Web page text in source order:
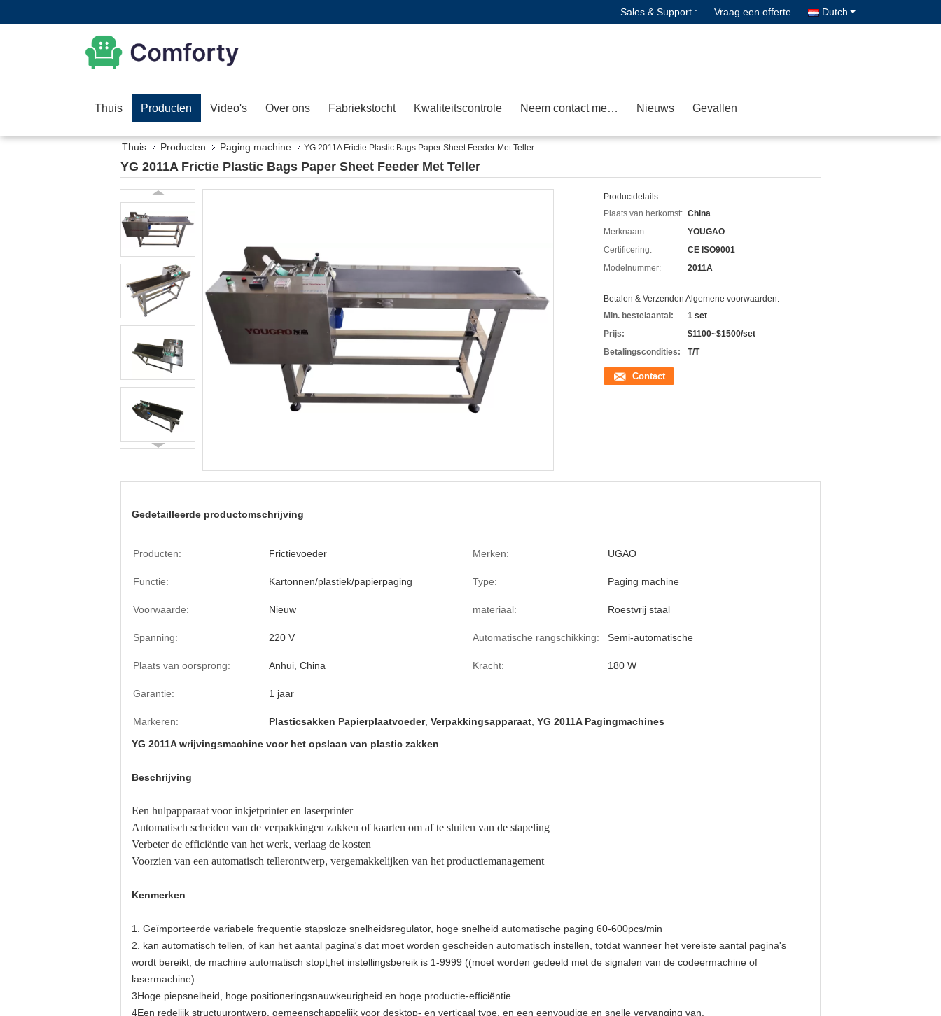
Sales & Support : Vraag een offerte Dutch
Thuis Producten Video's Over ons Fabriekstocht Kwaliteitscontrole Neem contact met ons op Nieuws Gevallen
Thuis Producten Paging machine YG 2011A Frictie Plastic Bags Paper Sheet Feeder Met Teller
YG 2011A Frictie Plastic Bags Paper Sheet Feeder Met Teller
Productdetails:
Plaats van herkomst: China
Merknaam:
YOUGAO
Certificering:
CE ISO9001
Modelnummer:
2011A
Betalen & Verzenden Algemene voorwaarden:
Min. bestelaantal:
1 set
Prijs:
$1100~$1500/set
Betalingscondities:
T/T
Contact
Gedetailleerde productomschrijving
Producten: Frictievoeder Merken: UGAO
Functie: Kartonnen/plastiek/papierpaging Type: Paging machine
Voorwaarde: Nieuw materiaal: Roestvrij staal
Spanning: 220 V Automatische rangschikking: Semi-automatische
Plaats van oorsprong: Anhui, China Kracht: 180 W
Garantie: 1 jaar
Markeren: Plasticsakken Papierplaatvoeder, Verpakkingsapparaat YG 2011A Pagingmachines
YG 2011A wrijvingsmachine voor het opslaan van plastic zakken
Beschrijving
Een hulpapparaat voor inkjetprinter en laserprinter
Automatisch scheiden van de verpakkingen zakken of kaarten om af te sluiten van de stapeling
Verbeter de efficiëntie van het werk, verlaag de kosten
Voorzien van een automatisch tellerontwerp, vergemakkelijken van het productiemanagement
Kenmerken
1. Geïmporteerde variabele frequentie stapsloze snelheidsregulator, hoge snelheid automatische paging 60-600pcs/min
2. kan automatisch tellen, of kan het aantal pagina's dat moet worden gescheiden automatisch instellen, totdat wanneer het vereiste aantal pagina's
wordt bereikt, de machine automatisch stopt,het instellingsbereik is 1-9999 ((moet worden gedeeld met de signalen van de codeermachine of
lasermachine).
3Hoge piepsnelheid, hoge positioneringsnauwkeurigheid en hoge productie-efficiëntie.
4Een redelijk structuurontwerp, gemeenschappelijk voor desktop- en verticaal type, en een eenvoudige en snelle vervanging van.